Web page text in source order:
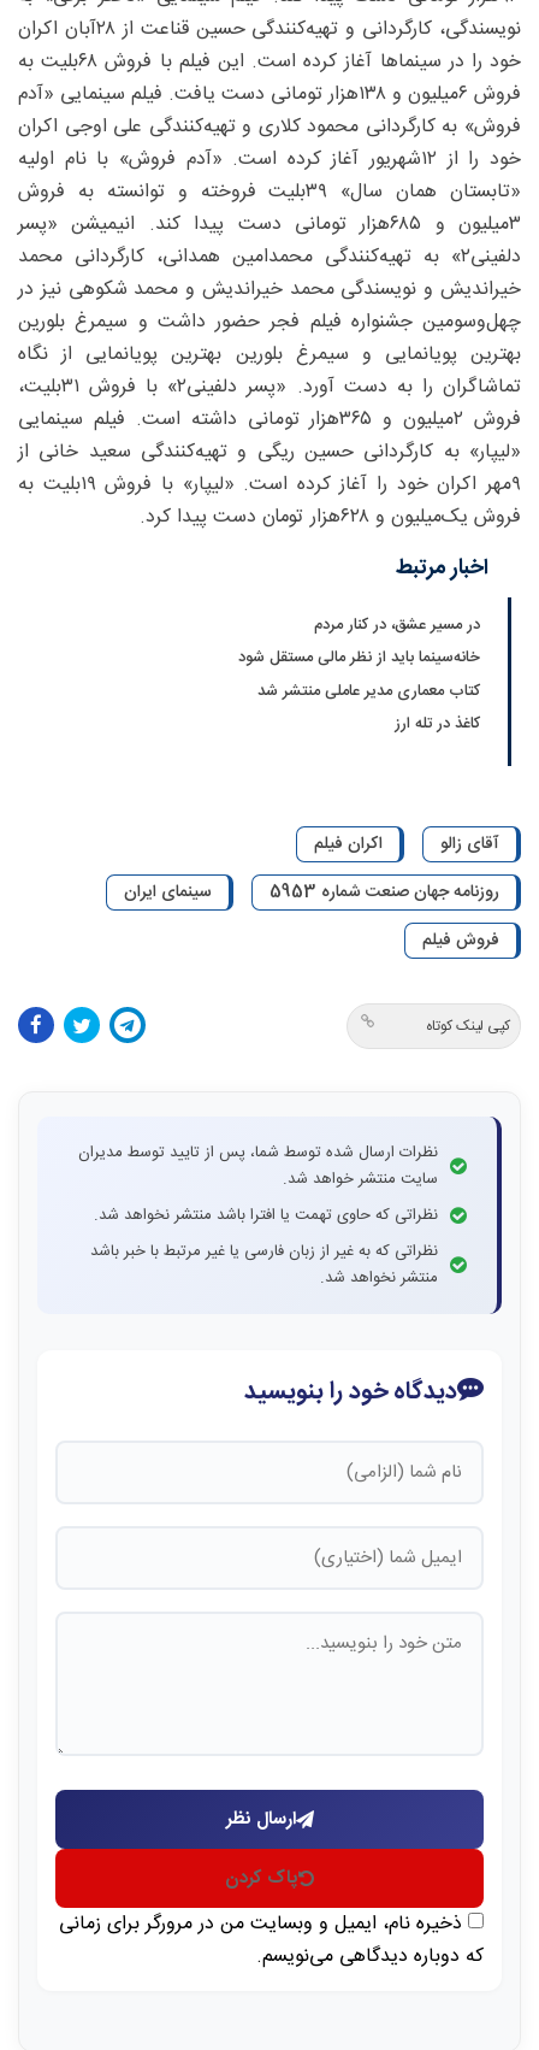
نویسندگی، کارگردانی و تهیه‌کنندگی حسین قناعت از ۲۸آبان اکران
خود را در سینماها آغاز کرده است. این فیلم با فروش ۶۸بلیت به
فروش ۶‌میلیون و ۱۳۸‌هزار تومانی دست یافت. فیلم سینمایی «آدم
فروش» به کارگردانی محمود کلاری و تهیه‌کنندگی علی اوجی اکران
خود را از ۱۲شهریور آغاز کرده است. «آدم فروش» با نام اولیه
«تابستان همان سال» ۳۹بلیت فروخته و توانسته به فروش
۳‌میلیون و ۶۸۵‌هزار تومانی دست پیدا کند. انیمیشن «پسر
دلفینی۲» به تهیه‌کنندگی محمدامین همدانی، کارگردانی محمد
خیراندیش و نویسندگی محمد خیراندیش و محمد شکوهی نیز در
چهل‌وسومین جشنواره فیلم فجر حضور داشت و سیمرغ بلورین
بهترین پویانمایی و سیمرغ بلورین بهترین پویانمایی از نگاه
تماشاگران را به دست آورد. «پسر دلفینی۲» با فروش ۳۱بلیت،
فروش ۲‌میلیون و ۳۶۵‌هزار تومانی داشته است. فیلم سینمایی
«لیپار» به کارگردانی حسین ریگی و تهیه‌کنندگی سعید خانی از
۹مهر اکران خود را آغاز کرده است. «لیپار» با فروش ۱۹بلیت به
فروش یک‌میلیون و ۶۲۸‌هزار تومان دست پیدا کرد.
اخبار مرتبط
در مسیر عشق، در کنار مردم
خانه‌سینما باید از نظر مالی مستقل شود
کتاب معماری مدیر عاملی منتشر شد
کاغذ در تله ارز
آقای زالو
اکران فیلم
روزنامه جهان صنعت شماره 5953
سینمای ایران
فروش فیلم
کپی لینک کوتاه
نظرات ارسال شده توسط شما، پس از تایید توسط مدیران
سایت منتشر خواهد شد.
نظراتی که حاوی تهمت یا افترا باشد منتشر نخواهد شد.
نظراتی که به غیر از زبان فارسی یا غیر مرتبط با خبر باشد
منتشر نخواهد شد.
دیدگاه خود را بنویسید
ارسال نظر
پاک کردن
ذخیره نام، ایمیل و وبسایت من در مرورگر برای زمانی
که دوباره دیدگاهی می‌نویسم.